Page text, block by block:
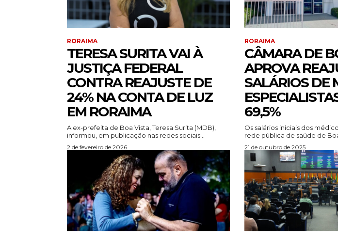
RORAIMA
TERESA SURITA VAI À
JUSTIÇA FEDERAL
CONTRA REAJUSTE DE
24% NA CONTA DE LUZ
EM RORAIMA
A ex-prefeita de Boa Vista, Teresa Surita (MDB),
informou, em publicação nas redes sociais...
2 de fevereiro de 2026
RORAIMA
CÂMARA DE
APROVA
SALÁRIOS DE
69,5%
Os salários iniciais dos
rede pública de saúde de
21 de outubro de 2025